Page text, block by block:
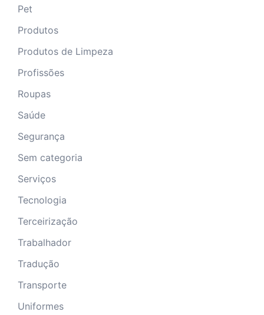
Pet
Produtos
Produtos de Limpeza
Profissões
Roupas
Saúde
Segurança
Sem categoria
Serviços
Tecnologia
Terceirização
Trabalhador
Tradução
Transporte
Uniformes